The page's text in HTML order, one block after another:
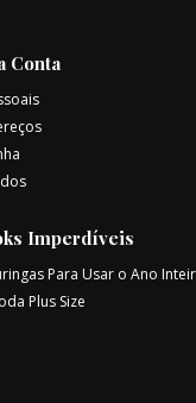
Conta
Imperdíveis
Para Usar o Ano
Plus Size